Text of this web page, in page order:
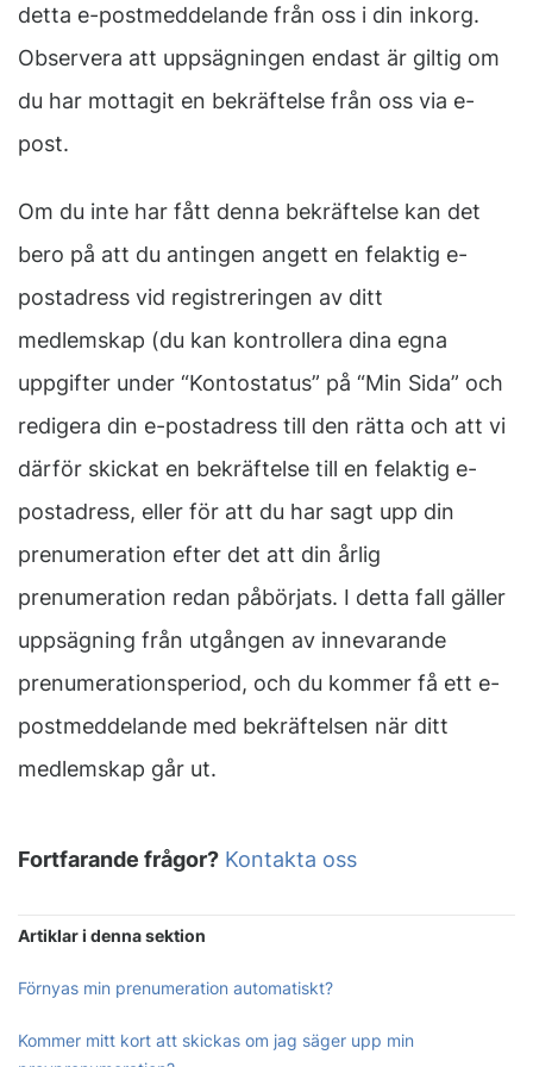
Artiklar i denna sektion
Förnyas min prenumeration automatiskt?
Kommer mitt kort att skickas om jag säger upp min
detta e-postmeddelande från oss i din inkorg.
Observera att uppsägningen endast är giltig om
du har mottagit en bekräftelse från oss via e-
post.
Om du inte har fått denna bekräftelse kan det
bero på att du antingen angett en felaktig e-
postadress vid registreringen av ditt
medlemskap (du kan kontrollera dina egna
uppgifter under “Kontostatus” på “Min Sida” och
redigera din e-postadress till den rätta och att vi
därför skickat en bekräftelse till en felaktig e-
postadress, eller för att du har sagt upp din
prenumeration efter det att din årlig
prenumeration redan påbörjats. I detta fall gäller
uppsägning från utgången av innevarande
prenumerationsperiod, och du kommer få ett e-
postmeddelande med bekräftelsen när ditt
medlemskap går ut.
Fortfarande frågor? Kontakta oss